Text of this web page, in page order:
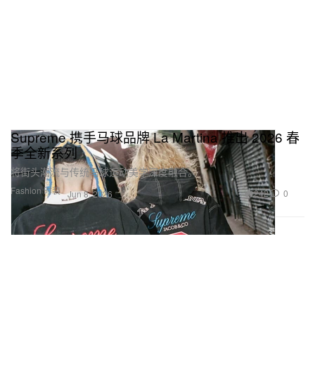
Fashion 时装
Supreme 携手马球品牌 La Martina 推出 2026 春
季全新系列
将街头潮流与传统马球运动美学深度融合。
Jun 8, 2026 242 0